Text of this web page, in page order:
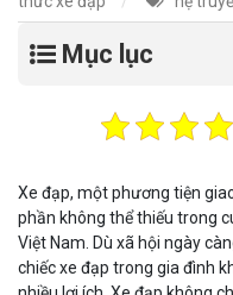
Mục lục
Xe đạp, một phương tiện
phần không thể thiếu trong
Việt Nam. Dù xã hội ngày
chiếc xe đạp trong gia đình